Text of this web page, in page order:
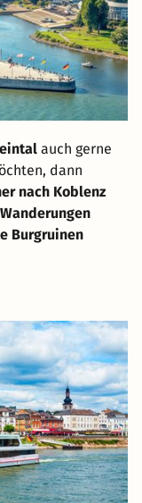
auch gerne
dann
nach Koblenz
Burgruinen